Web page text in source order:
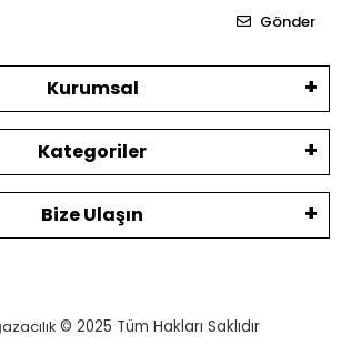
Gönder
Kurumsal
Kategoriler
Bize Ulaşın
© 2025 Tüm Hakları Saklıdır